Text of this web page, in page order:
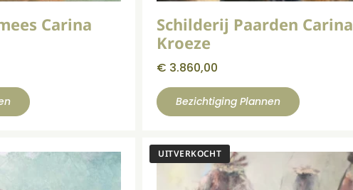
Carina
Schilderij Paarden Carina
Kroeze
€ 3.860,00
Bezichtiging Plannen